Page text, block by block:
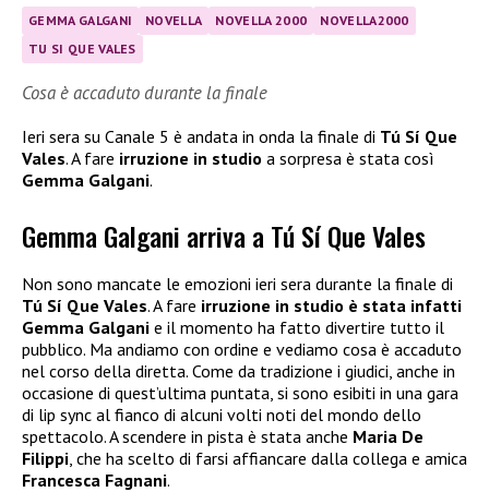
GEMMA GALGANI NOVELLA NOVELLA 2000
NOVELLA2000
TU SI QUE VALES
Cosa è accaduto durante la finale
Ieri sera su Canale 5 è andata in onda la finale di Tú Sí Que
Vales. A fare irruzione in studio a sorpresa è stata così
Gemma Galgani.
Gemma Galgani arriva a Tú Sí Que Vales
Non sono mancate le emozioni ieri sera durante la finale di
Tú Sí Que Vales. A fare irruzione in studio è stata infatti
Gemma Galgani e il momento ha fatto divertire tutto il
pubblico. Ma andiamo con ordine e vediamo cosa è accaduto
nel corso della diretta. Come da tradizione i giudici, anche in
occasione di quest’ultima puntata, si sono esibiti in una gara
di lip sync al fianco di alcuni volti noti del mondo dello
spettacolo. A scendere in pista è stata anche Maria De
Filippi , che ha scelto di farsi affiancare dalla collega e amica
Francesca Fagnani.